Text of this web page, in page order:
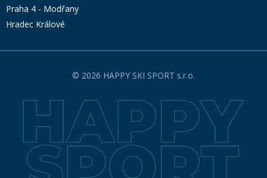
Praha 4 - Modřany
Hradec Králové
© 2026 HAPPY SKI SPORT s.r.o.